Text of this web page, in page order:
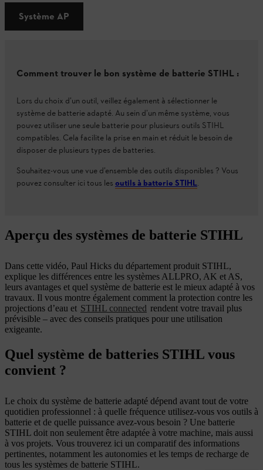
Système AP
Comment trouver le bon système de batterie STIHL :
Lors du choix d’un outil, veillez également à sélectionner le
système de batterie adapté. Au sein d’un même système, vous
pouvez utiliser une seule batterie pour plusieurs outils STIHL
compatibles. Cela facilite la prise en main et réduit le besoin de
disposer de plusieurs types de batteries.
Souhaitez-vous une vue d’ensemble des outils disponibles ? Vous
pouvez consulter ici tous les outils à batterie STIHL.
Aperçu des systèmes de batterie STIHL
Dans cette vidéo, Paul Hicks du département produit STIHL,
explique les différences entre les systèmes ALLPRO, AK et AS,
leurs avantages et quel système de batterie est le mieux adapté à vos
travaux. Il vous montre également comment la protection contre les
projections d’eau et STIHL connected rendent votre travail plus
prévisible – avec des conseils pratiques pour une utilisation
exigeante.
Quel système de batteries STIHL vous
convient ?
Le choix du système de batterie adapté dépend avant tout de votre
quotidien professionnel : à quelle fréquence utilisez-vous vos outils à
batterie et de quelle puissance avez-vous besoin ? Une batterie
STIHL doit non seulement être adaptée à votre machine, mais aussi
à vos projets. Vous trouverez ici un comparatif des informations
pertinentes, notamment les autonomies et les temps de recharge de
tous les systèmes de batterie STIHL.